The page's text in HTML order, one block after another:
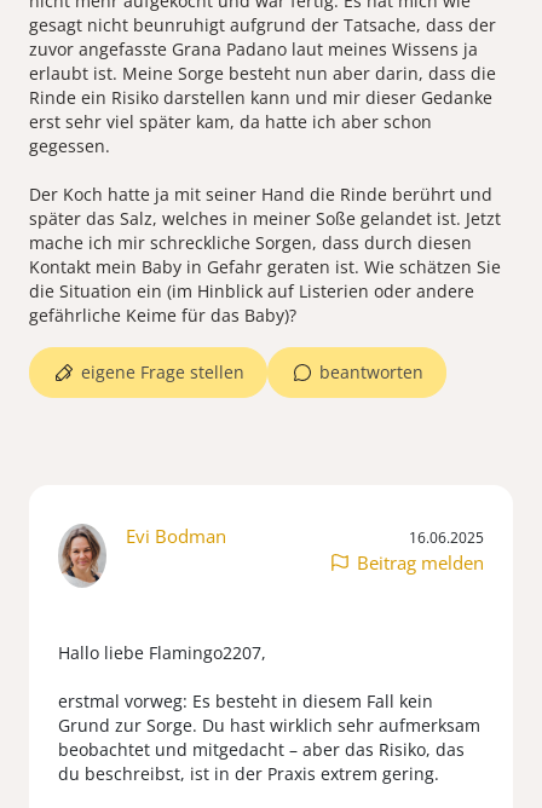
gesagt nicht beunruhigt aufgrund der Tatsache, dass der
zuvor angefasste Grana Padano laut meines Wissens ja
erlaubt ist. Meine Sorge besteht nun aber darin, dass die
Rinde ein Risiko darstellen kann und mir dieser Gedanke
erst sehr viel später kam, da hatte ich aber schon
gegessen.
Der Koch hatte ja mit seiner Hand die Rinde berührt und
später das Salz, welches in meiner Soße gelandet ist. Jetzt
mache ich mir schreckliche Sorgen, dass durch diesen
Kontakt mein Baby in Gefahr geraten ist. Wie schätzen Sie
die Situation ein (im Hinblick auf Listerien oder andere
beantworten
eigene Frage stellen
Evi Bodman 16.06.2025
Beitrag melden
Hallo liebe Flamingo2207,
erstmal vorweg: Es besteht in diesem Fall kein
Grund zur Sorge. Du hast wirklich sehr aufmerksam
beobachtet und mitgedacht – aber das Risiko, das
du beschreibst, ist in der Praxis extrem gering.